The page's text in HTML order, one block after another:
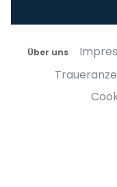
Über uns